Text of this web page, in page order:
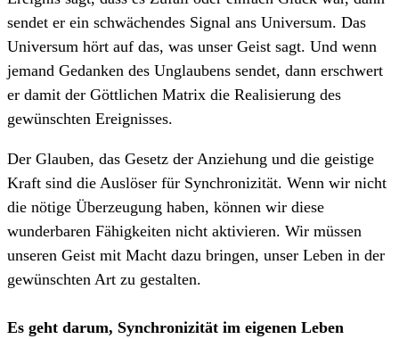
sendet er ein schwächendes Signal ans Universum. Das
Universum hört auf das, was unser Geist sagt. Und wenn
jemand Gedanken des Unglaubens sendet, dann erschwert
er damit der Göttlichen Matrix die Realisierung des
gewünschten Ereignisses.
Der Glauben, das Gesetz der Anziehung und die geistige
Kraft sind die Auslöser für Synchronizität. Wenn wir nicht
die nötige Überzeugung haben, können wir diese
wunderbaren Fähigkeiten nicht aktivieren. Wir müssen
unseren Geist mit Macht dazu bringen, unser Leben in der
gewünschten Art zu gestalten.
Es geht darum, Synchronizität im eigenen Leben